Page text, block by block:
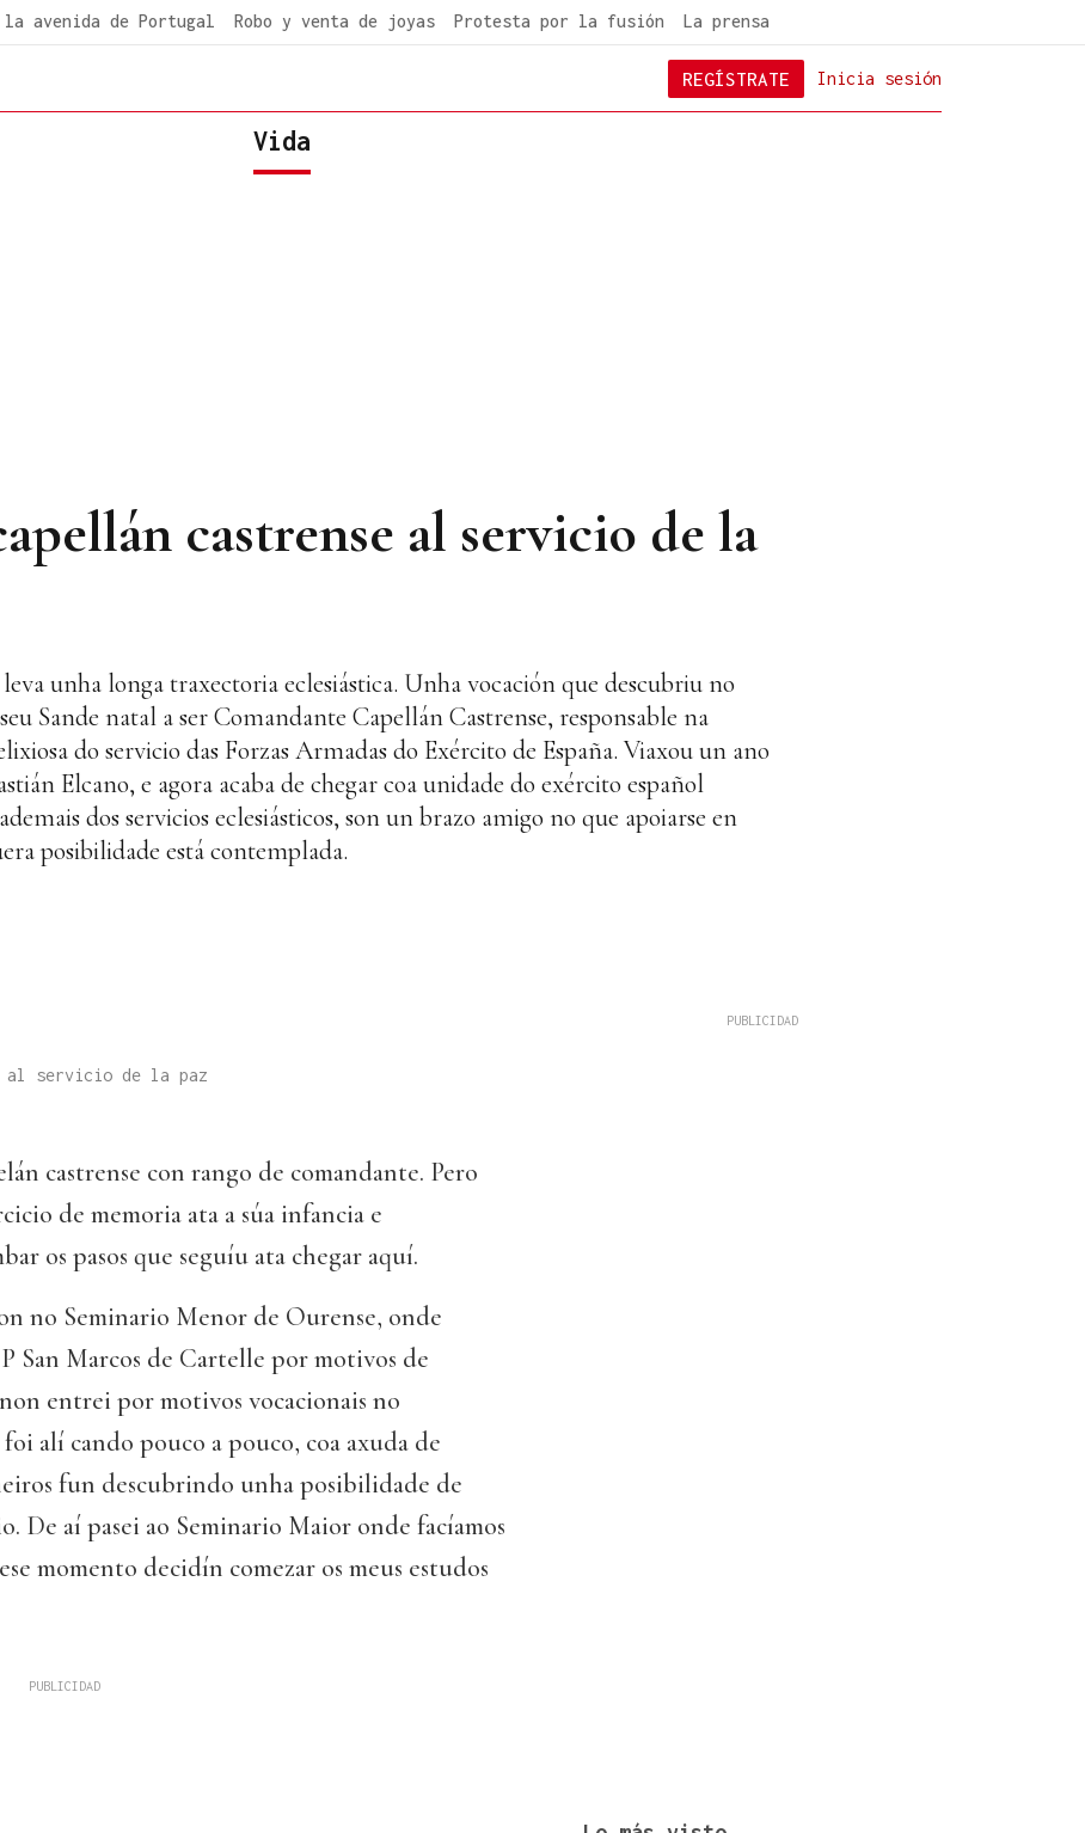
la avenida de Portugal Robo y venta de joyas Protesta por la fusión La prensa
Inicia sesión
REGÍSTRATE
Vida
castrense al servicio de la
unha longa traxectoria eclesiástica. Unha vocación que descubriu no
Sande natal a ser Comandante Capellán Castrense, responsable na
do servicio das Forzas Armadas do Exército de España. Viaxou un ano
Elcano, e agora acaba de chegar coa unidade do exército español
dos servicios eclesiásticos, son un brazo amigo no que apoiarse en
posibilidade está contemplada.
al servicio de la paz
castrense con rango de comandante. Pero
de memoria ata a súa infancia e
os pasos que seguíu ata chegar aquí.
no Seminario Menor de Ourense, onde
San Marcos de Cartelle por motivos de
entrei por motivos vocacionais no
alí cando pouco a pouco, coa axuda de
fun descubrindo unha posibilidade de
De aí pasei ao Seminario Maior onde facíamos
momento decidín comezar os meus estudos